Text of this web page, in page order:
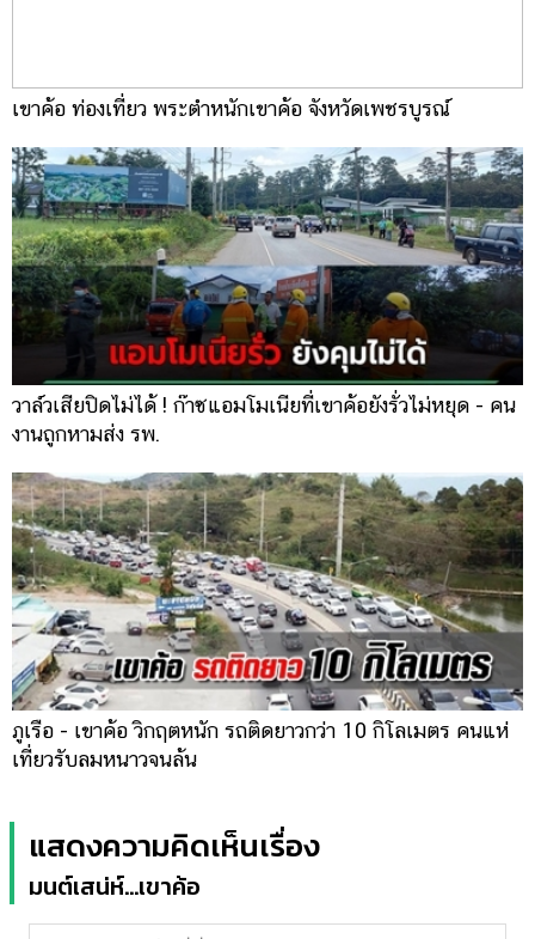
เขาค้อ ท่องเที่ยว พระตำหนักเขาค้อ จังหวัดเพชรบูรณ์
วาล์วเสียปิดไม่ได้ ! ก๊าซแอมโมเนียที่เขาค้อยังรั่วไม่หยุด - คน
งานถูกหามส่ง รพ.
ภูเรือ - เขาค้อ วิกฤตหนัก รถติดยาวกว่า 10 กิโลเมตร คนแห่
เที่ยวรับลมหนาวจนล้น
แสดงความคิดเห็นเรื่อง
มนต์เสน่ห์...เขาค้อ